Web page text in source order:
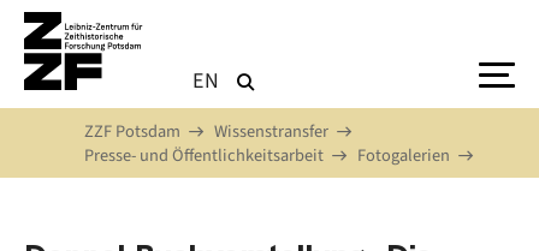
Direkt zum Inhalt
EN
ZZF Potsdam
Wissenstransfer
Presse- und Öffentlichkeitsarbeit
Fotogalerien